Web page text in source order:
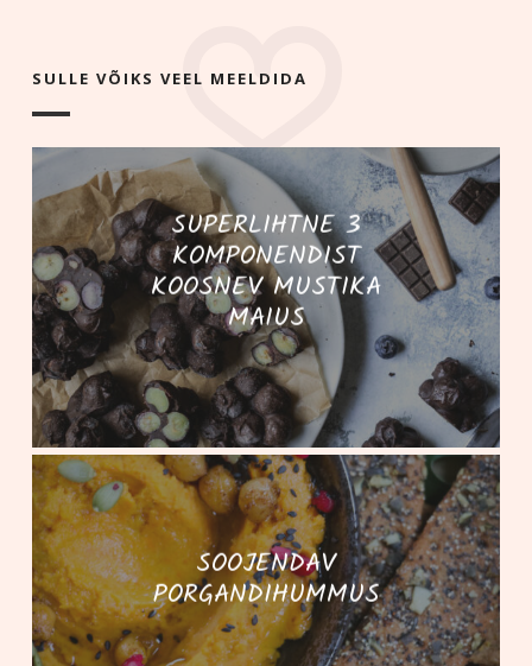
SULLE VÕIKS VEEL MEELDIDA
SUPERLIHTNE 3
KOMPONENDIST
KOOSNEV MUSTIKA
MAIUS
SOOJENDAV
PORGANDIHUMMUS